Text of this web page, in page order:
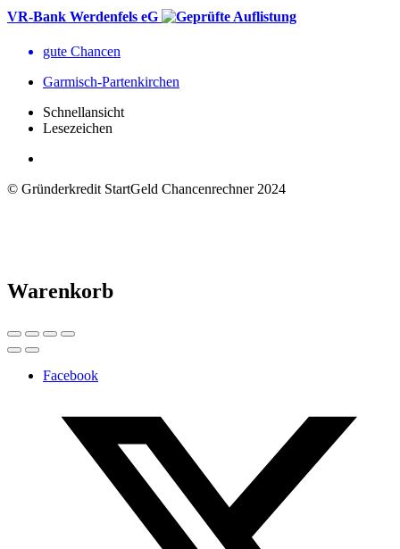
VR-Bank Werdenfels eG
gute Chancen
Garmisch-Partenkirchen
Schnellansicht
Lesezeichen
© Gründerkredit StartGeld Chancenrechner 2024
Warenkorb
Facebook